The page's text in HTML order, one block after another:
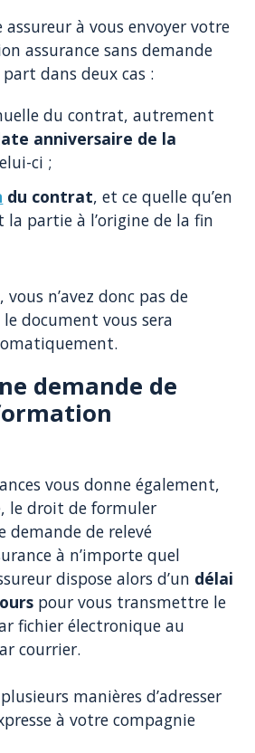
à vous envoyer votre
assurance sans demande
dans deux cas :
du contrat, autrement
anniversaire de la
ci ;
du contrat, et ce quelle qu’en
partie à l’origine de la fin
vous n’avez donc pas de
document vous sera
demande de
vous donne également,
le droit de formuler
demande de relevé
à n’importe quel
dispose alors d’un délai
pour vous transmettre le
fichier électronique au
courrier.
manières d’adresser
à votre compagnie